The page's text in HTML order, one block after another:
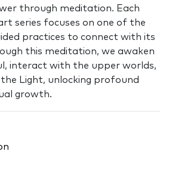
through meditation. Each
series focuses on one of the
practices to connect with its
this meditation, we awaken
interact with the upper worlds,
Light, unlocking profound
growth.